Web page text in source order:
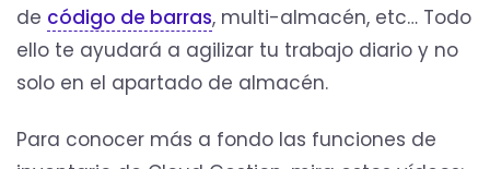
de código de barras, multi-almacén, etc… Todo
ello te ayudará a agilizar tu trabajo diario y no
solo en el apartado de almacén.
Para conocer más a fondo las funciones de